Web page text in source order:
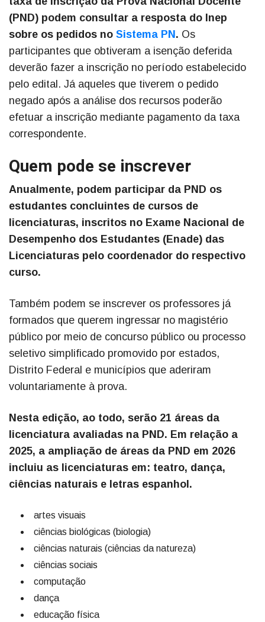
(PND) podem consultar a resposta do Inep
sobre os pedidos no Sistema PN . Os
participantes que obtiveram a isenção deferida
deverão fazer a inscrição no período estabelecido
pelo edital. Já aqueles que tiverem o pedido
negado após a análise dos recursos poderão
efetuar a inscrição mediante pagamento da taxa
correspondente.
Quem pode se inscrever
Anualmente, podem participar da PND os
estudantes concluintes de cursos de
licenciaturas, inscritos no Exame Nacional de
Desempenho dos Estudantes (Enade) das
Licenciaturas pelo coordenador do respectivo
curso.
Também podem se inscrever os professores já
formados que querem ingressar no magistério
público por meio de concurso público ou processo
seletivo simplificado promovido por estados,
Distrito Federal e municípios que aderiram
voluntariamente à prova.
Nesta edição, ao todo, serão 21 áreas da
licenciatura avaliadas na PND. Em relação a
2025, a ampliação de áreas da PND em 2026
incluiu as licenciaturas em: teatro, dança,
ciências naturais e letras espanhol.
artes visuais
ciências biológicas (biologia)
ciências naturais (ciências da natureza)
ciências sociais
computação
dança
educação física